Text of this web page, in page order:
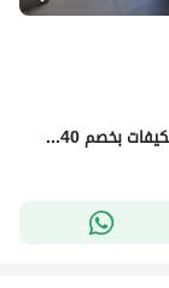
شاليه للبيع Sea Viewمتشطب الترا سوبر لوكس بالتكيفات بخصم 40% لفترة محدودة